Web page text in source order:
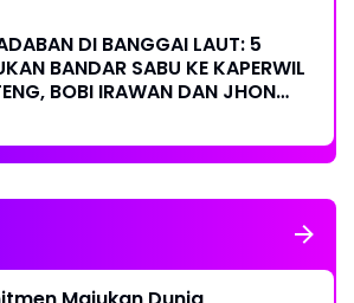
DI BANGGAI LAUT: 5
BANDAR SABU KE KAPERWIL
BOBI IRAWAN DAN JHON
KINERJA POLRI!